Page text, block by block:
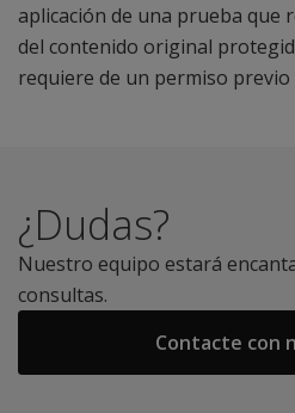
aplicación de una prueba que
del contenido original
requiere de un permiso
¿Dudas?
Nuestro equipo estará
consultas.
Contacte con